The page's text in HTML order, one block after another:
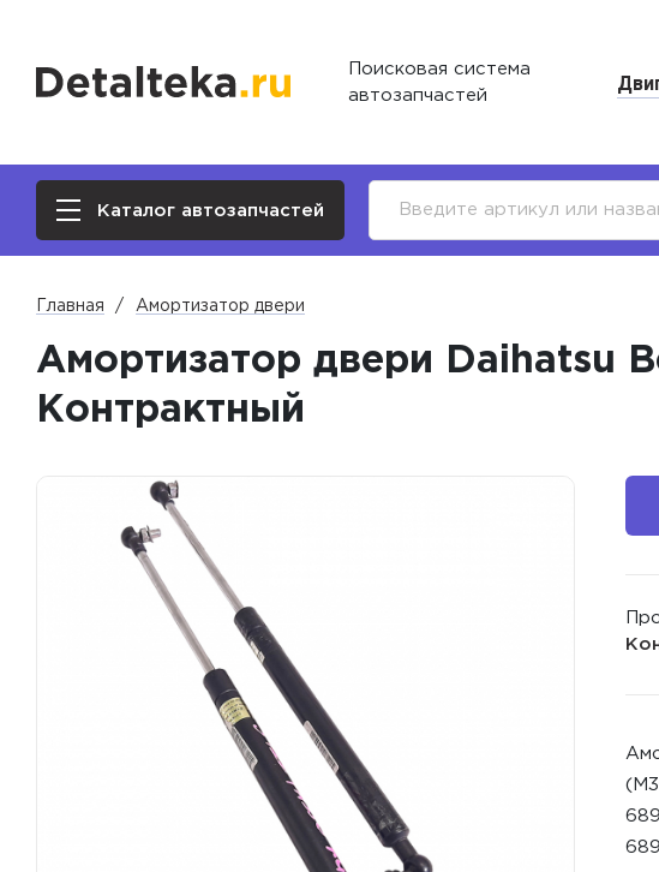
Поисковая система
автозапчастей
Каталог автозапчастей
Главная Амортизатор двери
Амортизатор двери Daihatsu
Контрактный